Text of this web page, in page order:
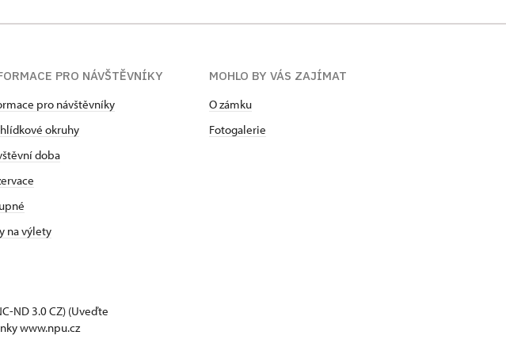
PRO NÁVŠTĚVNÍKY
pro návštěvníky
okruhy
doba
na výlety
MOHLO BY VÁS ZAJÍMAT
O zámku
Fotogalerie
ND 3.0 CZ) (Uveďte
www.npu.cz